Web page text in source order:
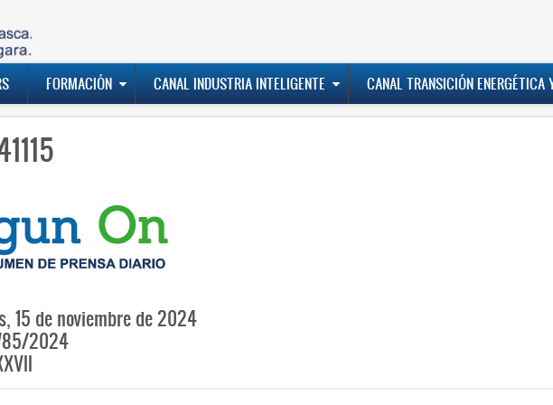
FORMACIÓN CANAL INDUSTRIA INTELIGENTE CANAL TRANSICIÓN ENERGÉTICA
15 de noviembre de 2024
2024